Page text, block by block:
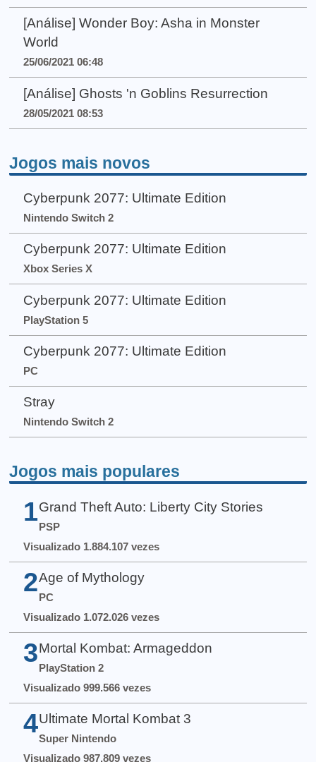
[Análise] Wonder Boy: Asha in Monster
World
25/06/2021 06:48
[Análise] Ghosts 'n Goblins Resurrection
28/05/2021 08:53
Jogos mais novos
Cyberpunk 2077: Ultimate Edition
Nintendo Switch 2
Cyberpunk 2077: Ultimate Edition
Xbox Series X
Cyberpunk 2077: Ultimate Edition
PlayStation 5
Cyberpunk 2077: Ultimate Edition
PC
Stray
Nintendo Switch 2
Jogos mais populares
1 Grand Theft Auto: Liberty City Stories
PSP
Visualizado 1.884.107 vezes
2 Age of Mythology
PC
Visualizado 1.072.026 vezes
3 Mortal Kombat: Armageddon
PlayStation 2
Visualizado 999.566 vezes
4 Ultimate Mortal Kombat 3
Super Nintendo
Visualizado 987.809 vezes